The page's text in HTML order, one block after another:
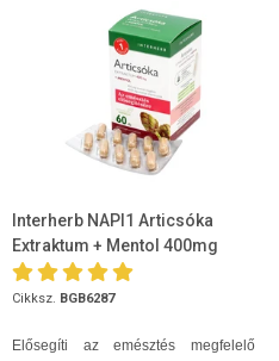
Interherb NAPI1 Articsóka
Extraktum + Mentol 400mg
60db
Cikksz. BGB6287
Elősegíti az emésztés megfelelő